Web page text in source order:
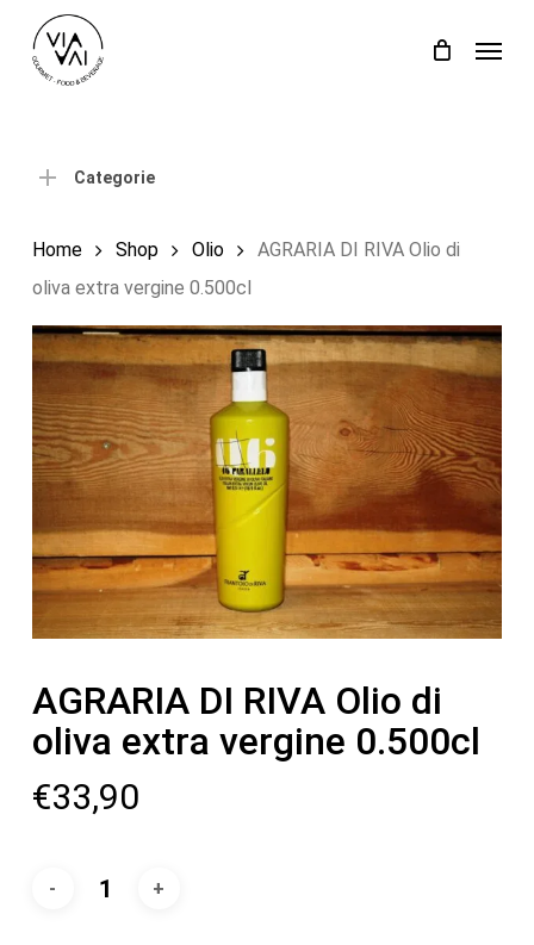
Carrello Close
Categorie
Home Shop Olio
AGRARIA DI RIVA Olio di
oliva extra vergine 0.500cl
AGRARIA DI RIVA Olio di
oliva extra vergine 0.500cl
€33,90